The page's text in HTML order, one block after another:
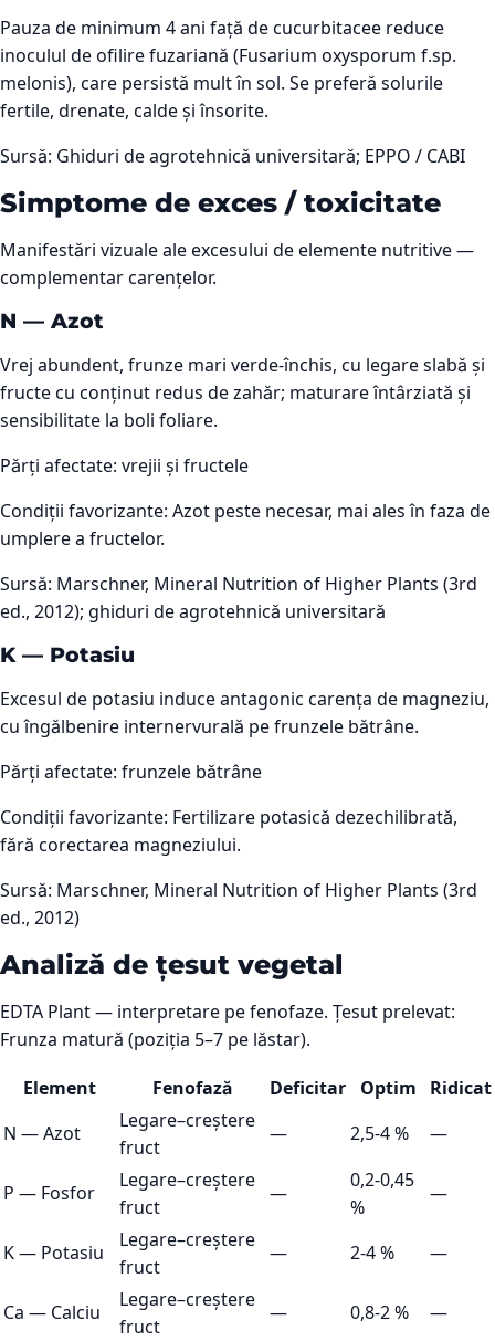
Pauza de minimum 4 ani față de cucurbitacee reduce
inoculul de ofilire fuzariană (Fusarium oxysporum f.sp.
melonis), care persistă mult în sol. Se preferă solurile
fertile, drenate, calde și însorite.
Sursă: Ghiduri de agrotehnică universitară; EPPO / CABI
Simptome de exces / toxicitate
Manifestări vizuale ale excesului de elemente nutritive —
complementar carențelor.
N — Azot
Vrej abundent, frunze mari verde-închis, cu legare slabă și
fructe cu conținut redus de zahăr; maturare întârziată și
sensibilitate la boli foliare.
Părți afectate: vrejii și fructele
Condiții favorizante: Azot peste necesar, mai ales în faza de
umplere a fructelor.
Sursă: Marschner, Mineral Nutrition of Higher Plants (3rd
ed., 2012); ghiduri de agrotehnică universitară
K — Potasiu
Excesul de potasiu induce antagonic carența de magneziu,
cu îngălbenire internervurală pe frunzele bătrâne.
Părți afectate: frunzele bătrâne
Condiții favorizante: Fertilizare potasică dezechilibrată,
fără corectarea magneziului.
Sursă: Marschner, Mineral Nutrition of Higher Plants (3rd
ed., 2012)
Analiză de țesut vegetal
EDTA Plant — interpretare pe fenofaze. Țesut prelevat:
Frunza matură (poziția 5–7 pe lăstar).
Element
Fenofază Deficitar Optim
Ridicat
N —Azot
Legare–creștere
fruct
— 2,5-4 % —
P — Fosfor
Legare–creștere
fruct
—
0,2-0,45
%
—
K— Potasiu
Legare–creștere
fruct
— 2-4 % —
Ca — Calciu
Legare–creștere
fruct
— 0,8-2 % —